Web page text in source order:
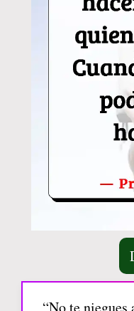
“No te niegues